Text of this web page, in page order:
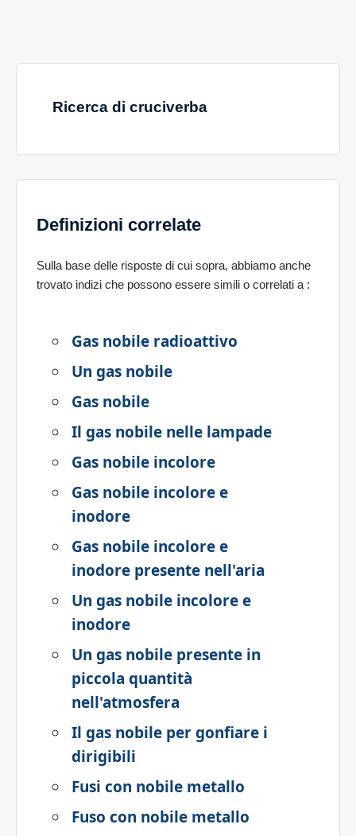
Ricerca di cruciverba
Definizioni correlate
Sulla base delle risposte di cui sopra, abbiamo anche
trovato indizi che possono essere simili o correlati a :
Gas nobile radioattivo
Un gas nobile
Gas nobile
Il gas nobile nelle lampade
Gas nobile incolore
Gas nobile incolore e
inodore
Gas nobile incolore e
inodore presente nell'aria
Un gas nobile incolore e
inodore
Un gas nobile presente in
piccola quantità
nell'atmosfera
Il gas nobile per gonfiare i
dirigibili
Fusi con nobile metallo
Fuso con nobile metallo